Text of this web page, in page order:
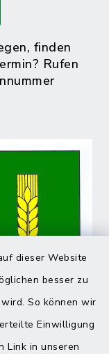
dieser Website
besser zu
So können wir
Einwilligung
Link in unseren
finden
Rufen